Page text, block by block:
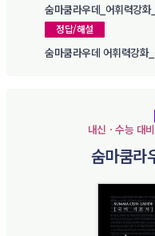
숨마쿰라우데_어휘력강
정답/해설
숨마쿰라우데 어휘력강
내신ㆍ수능 대
숨마쿰라